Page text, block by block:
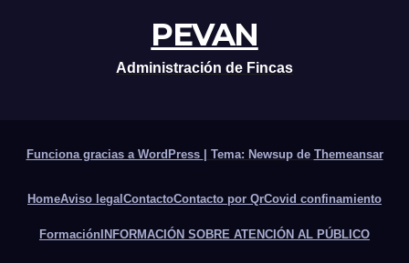
PEVAN
Administración de Fincas
Funciona gracias a WordPress Tema: Newsup de Themeansar
HomeAviso legal ContactoContacto por QrCovid confinamiento
FormaciónINFORMACIÓN SOBRE ATENCIÓN AL PÚBLICO